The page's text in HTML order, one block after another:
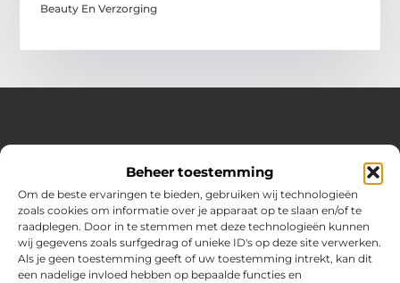
Beheer toestemming
Om de beste ervaringen te bieden, gebruiken wij technologieën
zoals cookies om informatie over je apparaat op te slaan en/of te
raadplegen. Door in te stemmen met deze technologieën kunnen
wij gegevens zoals surfgedrag of unieke ID's op deze site verwerken.
Als je geen toestemming geeft of uw toestemming intrekt, kan dit
een nadelige invloed hebben op bepaalde functies en
Beauty En Verzorging
Jouw bron voor inspiratie en praktische tips voor het
Verken een gevarieerde selectie blogs en artikelen boordevol
handige adviezen en verrassende inzichten om elke dag
optimaal te benutten.
Bericht categorie